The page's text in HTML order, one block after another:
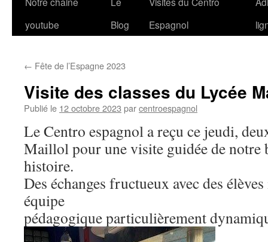
youtube
Blog
Espagnol
← Fête de l’Espagne 2023
Visite des classes du Lycée
Publié le 12 octobre 2023 parcentroespagnol
Le Centro espagnol a reçu ce jeudi,
Maillol pour une visite guidée de notre
histoire.
Des échanges fructueux avec des
équipe
pédagogique particulièrement